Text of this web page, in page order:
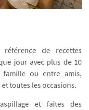
de recettes
jour avec plus de 10
famille ou entre amis,
toutes les occasions.
et faites des